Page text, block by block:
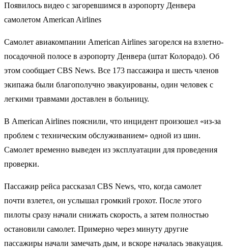
Появилось видео с загоревшимся в аэропорту Денвера
самолетом American Airlines
Самолет авиакомпании American Airlines загорелся на взлетно-
посадочной полосе в аэропорту Денвера (штат Колорадо). Об
этом сообщает CBS News. Все 173 пассажира и шесть членов
экипажа были благополучно эвакуированы, один человек с
легкими травмами доставлен в больницу.
В American Airlines пояснили, что инцидент произошел «из-за
проблем с техническим обслуживанием» одной из шин.
Самолет временно выведен из эксплуатации для проведения
проверки.
Пассажир рейса рассказал CBS News, что, когда самолет
почти взлетел, он услышал громкий грохот. После этого
пилоты сразу начали снижать скорость, а затем полностью
остановили самолет. Примерно через минуту другие
пассажиры начали замечать дым, и вскоре началась эвакуация.